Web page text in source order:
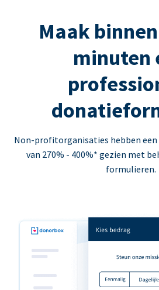
Maak
minuten
Non-profitorganisaties hebben
van 270% - 400%* gezien met
formulieren.